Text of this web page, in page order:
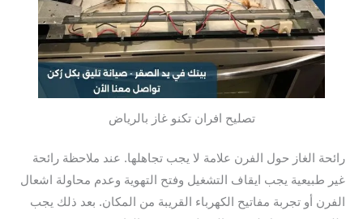
تصليح افران تكنو غاز بالرياض
رائحة الغاز حول الفرن علامة لا يجب تجاهلها. عند ملاحظة رائحة
غير طبيعية يجب ايقاف التشغيل وفتح التهوية وعدم محاولة اشعال
الفرن أو تجربة مفاتيح الكهرباء القريبة من المكان. بعد ذلك يجب